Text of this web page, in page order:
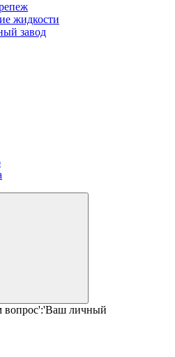
жидкости
завод
вопрос':'Ваш личный